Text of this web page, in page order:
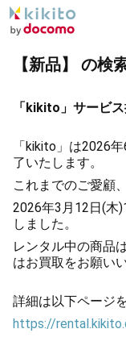
【新品】 の検
「kikito」サービ
「kikito」は2026
了いたします。
これまでのご愛顧
2026年3月12日(木
しました。
レンタル中の商品
はお買取をお願い
詳細は以下ページ
https://